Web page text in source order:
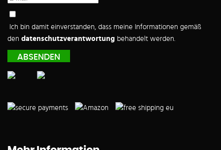
Ich bin damit einverstanden, dass meine Informationen gemäß
den datenschutzverantwortung behandelt werden.